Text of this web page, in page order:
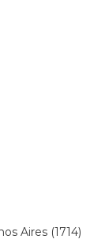
Aires (1714)